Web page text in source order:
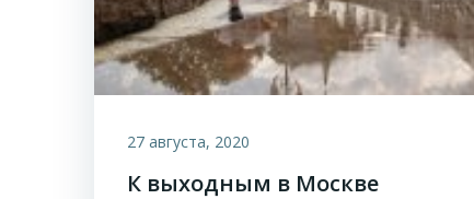
27 августа, 2020
К выходным в Москве